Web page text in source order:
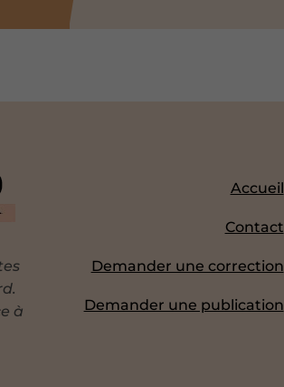
à
Accueil
Contact
Demander une correction
Demander une publication